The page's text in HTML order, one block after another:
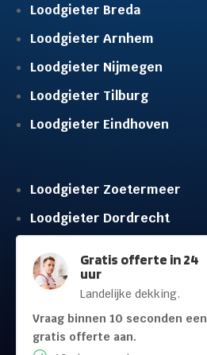
Gratis offerte in 24
uur
Landelijke dekking.
Vraag binnen 10 seconden een
gratis offerte aan.
Loodgieter Breda
Loodgieter Arnhem
Loodgieter Nijmegen
Loodgieter Tilburg
Loodgieter Eindhoven
Loodgieter Zoetermeer
Loodgieter Dordrecht
Loodgieter Schiedam
Loodgieter Leidschendam
Loodgieter Hilversum